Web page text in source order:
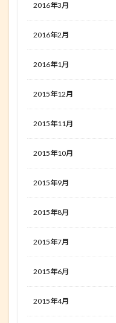
2016年3月
2016年2月
2016年1月
2015年12月
2015年11月
2015年10月
2015年9月
2015年8月
2015年7月
2015年6月
2015年4月